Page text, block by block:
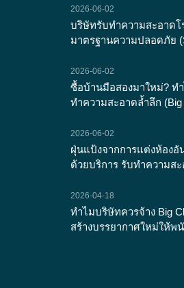
2026-06-02
บริษัทรับทำความสะอาดโ
มาตรฐานความปลอดภัย
2026-06-02
ซื้อบ้านมือสองมาใหม่? ท
ทำความสะอาดล้ำลึก (Big
2026-06-02
ฝุ่นแป้งจากการแต่งห้อง
ด้วยบริการ รับทำความส
2026-04-18
ทำไมบริษัทควรจ้าง Big
สร้างบรรยากาศใหม่ให้พ